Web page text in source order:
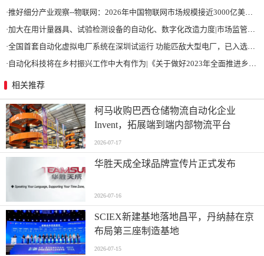
·推好细分产业观察--物联网：2026年中国物联网市场规模接近3000亿美元 智慧工厂、智慧城市、智慧电网等将占60%以上
·加大在用计量器具、试验检测设备的自动化、数字化改造力度|市场监管总局 工业和信息化部 关于促进企业计量能力提升的指导意见
·全国首套自动化虚拟电厂系统在深圳试运行 功能匹敌大型电厂，已入选国际典型案例
· 自动化科技将在乡村振兴工作中大有作为|《关于做好2023年全面推进乡村振兴重点工作的意见》发布
相关推荐
柯马收购巴西仓储物流自动化企业
Invent，拓展端到端内部物流平台
2026-07-17
华胜天成全球品牌宣传片正式发布
2026-07-16
SCIEX新建基地落地昌平，丹纳赫在京
布局第三座制造基地
2026-07-15